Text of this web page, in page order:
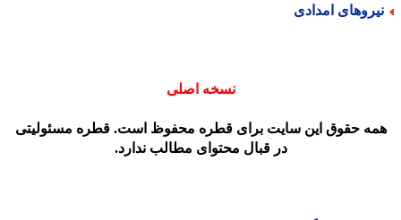
امدادی
نسخه اصلی
حقوق این سایت برای قطره محفوظ است. قطره مسئولیتی
در قبال محتوای مطالب ندارد.